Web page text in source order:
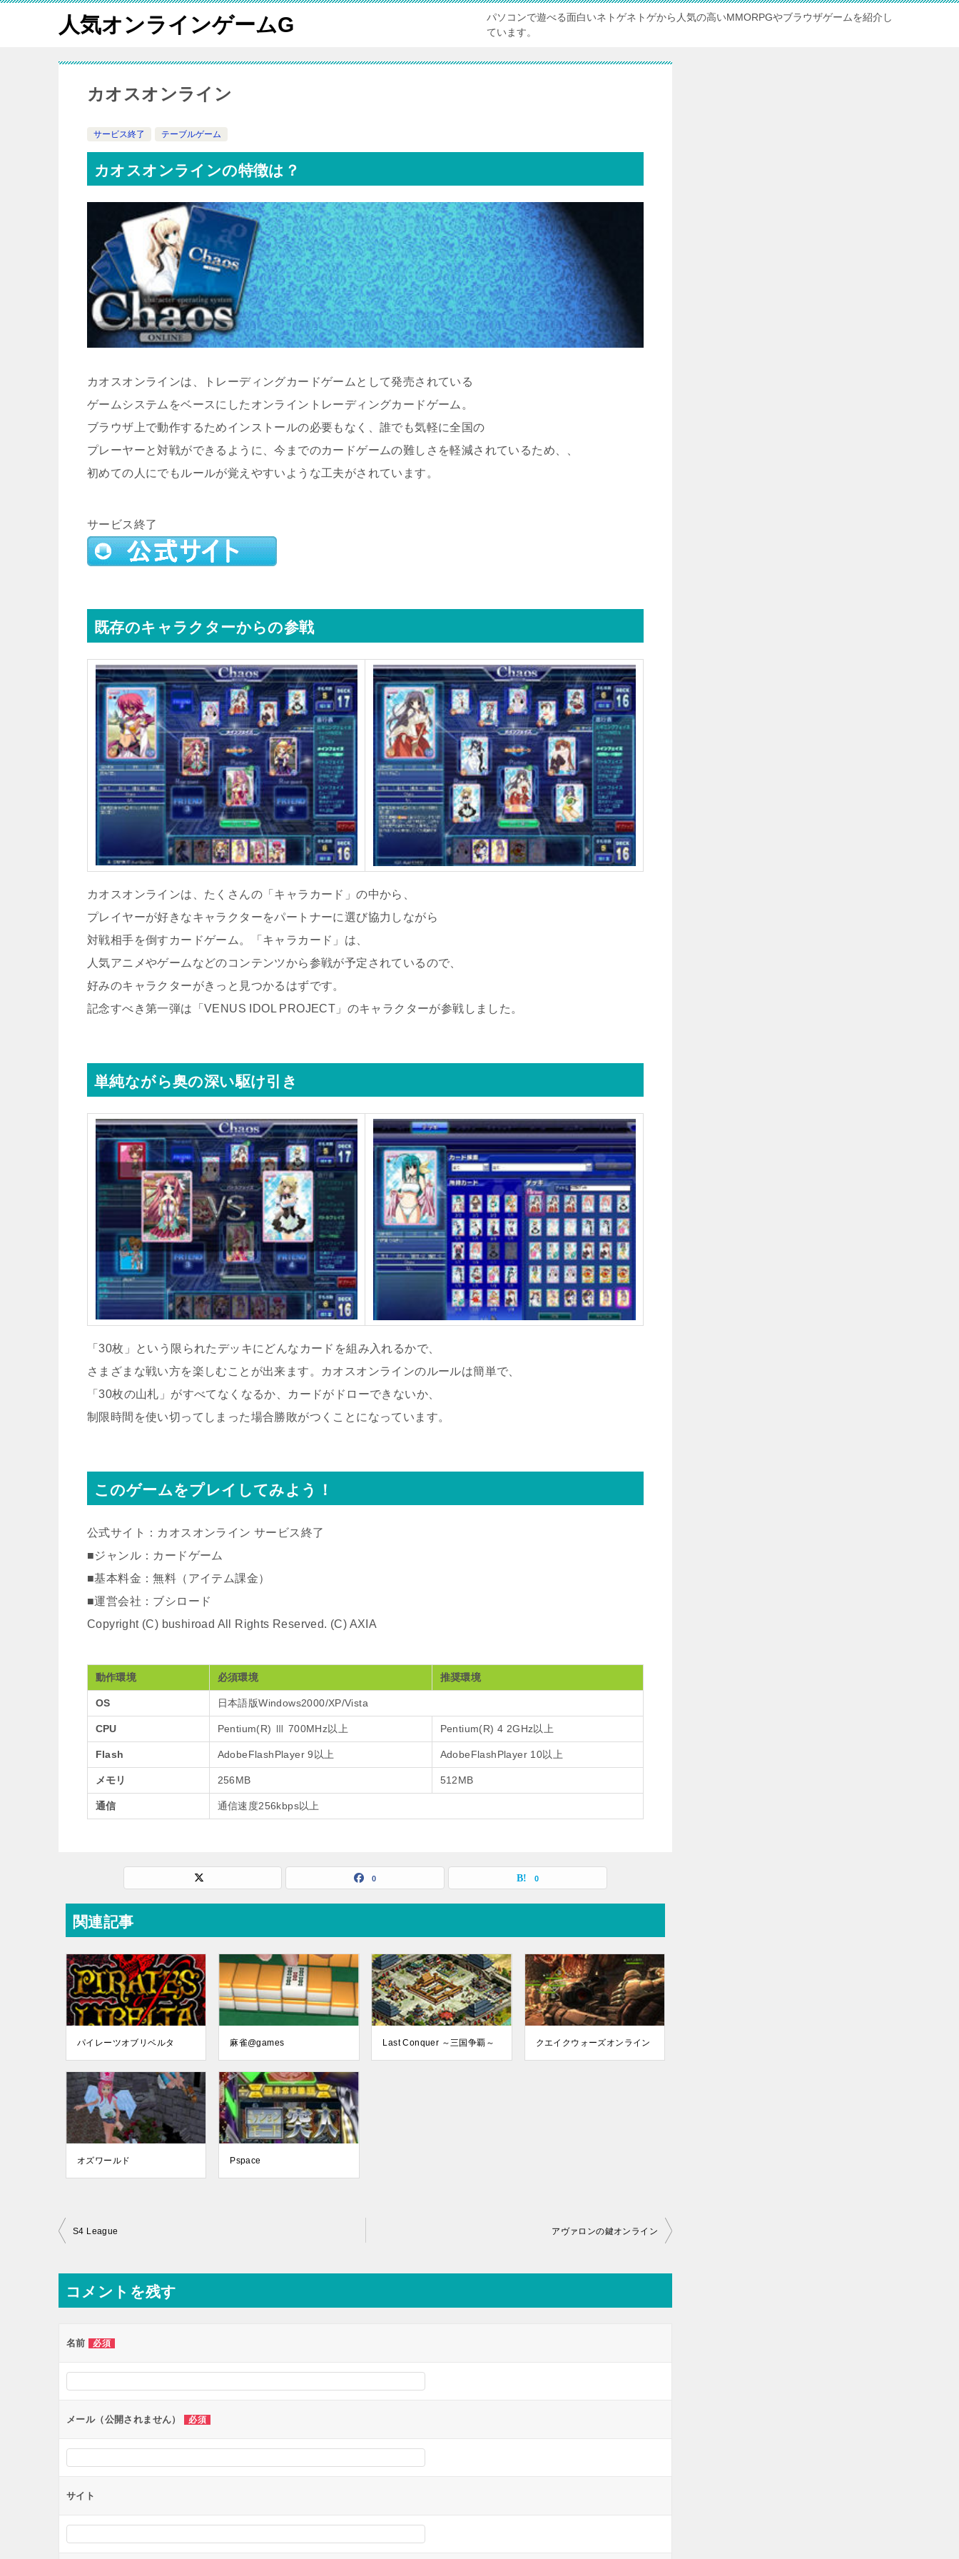
人気オンラインゲームG
パソコンで遊べる面白いネトゲネトゲから人気の高いMMORPGやブラウザゲームを紹介し
ています。
カオスオンライン
サービス終了 テーブルゲーム
カオスオンラインの特徴は？
カオスオンラインは、トレーディングカードゲームとして発売されている
ゲームシステムをベースにしたオンライントレーディングカードゲーム。
ブラウザ上で動作するためインストールの必要もなく、誰でも気軽に全国の
プレーヤーと対戦ができるように、今までのカードゲームの難しさを軽減されているため、、
初めての人にでもルールが覚えやすいような工夫がされています。
サービス終了
既存のキャラクターからの参戦
カオスオンラインは、たくさんの「キャラカード」の中から、
プレイヤーが好きなキャラクターをパートナーに選び協力しながら
対戦相手を倒すカードゲーム。「キャラカード」は、
人気アニメやゲームなどのコンテンツから参戦が予定されているので、
好みのキャラクターがきっと見つかるはずです。
記念すべき第一弾は「VENUS IDOL PROJECT」のキャラクターが参戦しました。
単純ながら奥の深い駆け引き
「30枚」という限られたデッキにどんなカードを組み入れるかで、
さまざまな戦い方を楽しむことが出来ます。カオスオンラインのルールは簡単で、
「30枚の山札」がすべてなくなるか、カードがドローできないか、
制限時間を使い切ってしまった場合勝敗がつくことになっています。
このゲームをプレイしてみよう！
公式サイト：カオスオンライン サービス終了
■ジャンル：カードゲーム
■基本料金：無料（アイテム課金）
■運営会社：ブシロード
Copyright (C) bushiroad All Rights Reserved. (C) AXIA
動作環境 必須環境 推奨環境
OS 日本語版Windows2000/XP/Vista
CPU Pentium(R) Ⅲ 700MHz以上 Pentium(R) 4 2GHz以上
Flash AdobeFlashPlayer 9以上 AdobeFlashPlayer 10以上
メモリ 256MB 512MB
通信 通信速度256kbps以上
0 0
関連記事
パイレーツオブリベルタ 麻雀@games Last Conquer ～三国争覇～ クエイクウォーズオンライン
オズワールド Pspace
投
ナ
ビ
ー
ョ
ン
S4 League アヴァロンの鍵オンライン
コメントを残す
名前 必須
メール（公開されません） 必須
サイト